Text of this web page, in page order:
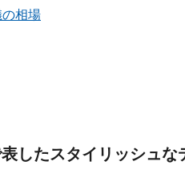
の相場
したスタイリッシュ